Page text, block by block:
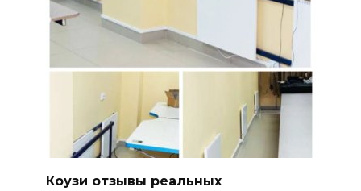
Коузи отзывы реальных